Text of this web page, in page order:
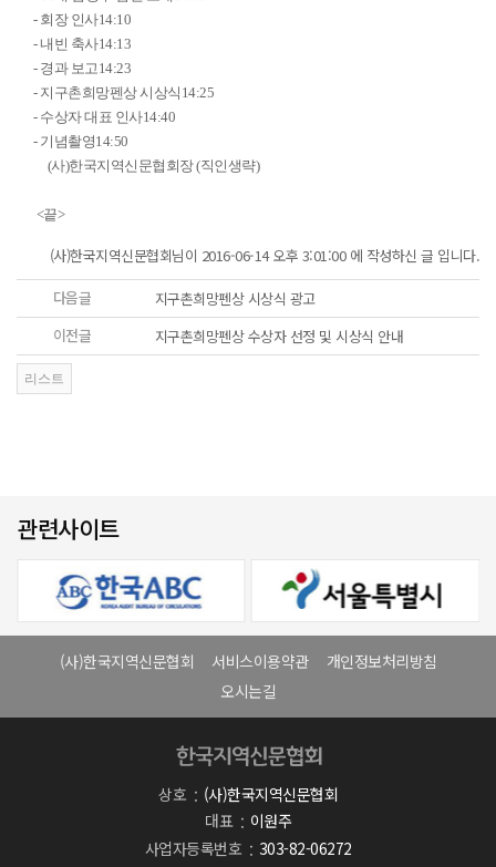
- 회장 인사14:10
- 내빈 축사14:13
- 경과 보고14:23
- 지구촌희망펜상 시상식14:25
- 수상자 대표 인사14:40
- 기념촬영14:50
(사)한국지역신문협회장 (직인생략)
<끝>
(사)한국지역신문협회님이 2016-06-14 오후 3:01:00 에 작성하신 글 입니다.
다음글
지구촌희망펜상 시상식 광고
이전글
지구촌희망펜상 수상자 선정 및 시상식 안내
관련사이트
(사)한국지역신문협회 서비스이용약관
개인정보처리방침
오시는길
상호
(사)한국지역신문협회
대표
이원주
사업자등록번호
303-82-06272